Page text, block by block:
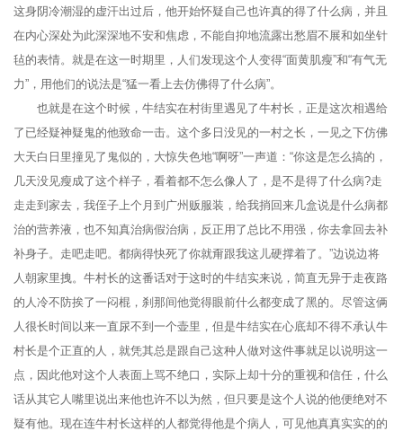
这身阴冷潮湿的虚汗出过后，他开始怀疑自己也许真的得了什么病，并且
在内心深处为此深深地不安和焦虑，不能自抑地流露出愁眉不展和如坐针
毡的表情。就是在这一时期里，人们发现这个人变得“面黄肌瘦”和“有气无
力”，用他们的说法是“猛一看上去仿佛得了什么病”。
也就是在这个时候，牛结实在村街里遇见了牛村长，正是这次相遇给
了已经疑神疑鬼的他致命一击。这个多日没见的一村之长，一见之下仿佛
大天白日里撞见了鬼似的，大惊失色地“啊呀”一声道：“你这是怎么搞的，
几天没见瘦成了这个样子，看着都不怎么像人了，是不是得了什么病?走
走走到家去，我侄子上个月到广州贩服装，给我捎回来几盒说是什么病都
治的营养液，也不知真治病假治病，反正用了总比不用强，你去拿回去补
补身子。走吧走吧。都病得快死了你就甭跟我这儿硬撑着了。”边说边将
人朝家里拽。牛村长的这番话对于这时的牛结实来说，简直无异于走夜路
的人冷不防挨了一闷棍，刹那间他觉得眼前什么都变成了黑的。尽管这俩
人很长时间以来一直尿不到一个壶里，但是牛结实在心底却不得不承认牛
村长是个正直的人，就凭其总是跟自己这种人做对这件事就足以说明这一
点，因此他对这个人表面上骂不绝口，实际上却十分的重视和信任，什么
话从其它人嘴里说出来他也许不以为然，但只要是这个人说的他便绝对不
疑有他。现在连牛村长这样的人都觉得他是个病人，可见他真真实实的的